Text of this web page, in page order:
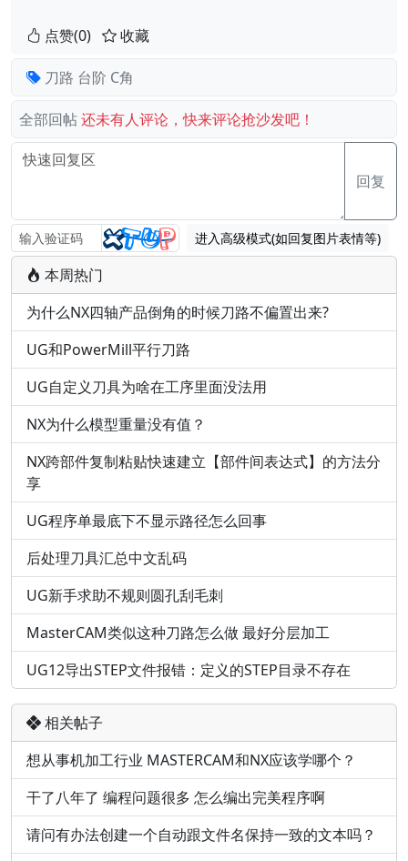
点赞(0) 收藏
刀路 台阶 C角
全部回帖还未有人评论，快来评论抢沙发吧！
回复
进入高级模式(如回复图片表情等)
本周热门
为什么NX四轴产品倒角的时候刀路不偏置出来?
UG和PowerMill平行刀路
UG自定义刀具为啥在工序里面没法用
NX为什么模型重量没有值？
NX跨部件复制粘贴快速建立【部件间表达式】的方法分
享
UG程序单最底下不显示路径怎么回事
后处理刀具汇总中文乱码
UG新手求助不规则圆孔刮毛刺
MasterCAM类似这种刀路怎么做 最好分层加工
UG12导出STEP文件报错：定义的STEP目录不存在
相关帖子
想从事机加工行业 MASTERCAM和NX应该学哪个？
干了八年了 编程问题很多 怎么编出完美程序啊
请问有办法创建一个自动跟文件名保持一致的文本吗？